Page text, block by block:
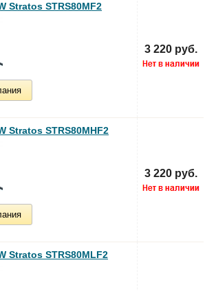
Stratos STRS80MF2
3 220 руб.
Stratos STRS80MHF2
3 220 руб.
Stratos STRS80MLF2